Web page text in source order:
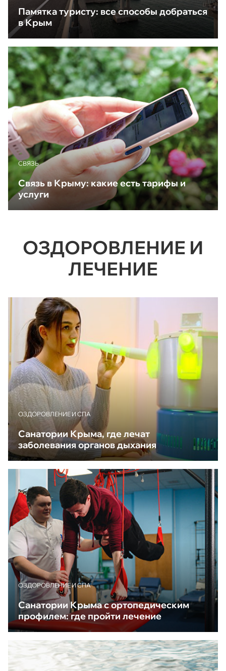
Памятка туристу: все способы добраться
в Крым
CВЯЗЬ
Связь в Крыму: какие есть тарифы и
услуги
ОЗДОРОВЛЕНИЕ И
ЛЕЧЕНИЕ
ОЗДОРОВЛЕНИЕ И СПА
Санатории Крыма, где лечат
заболевания органов дыхания
ОЗДОРОВЛЕНИЕ И СПА
Санатории Крыма с ортопедическим
профилем: где пройти лечение